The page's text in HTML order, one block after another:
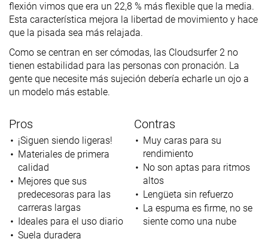
flexión vimos que era un 22,8 % más flexible que la media.
Esta característica mejora la libertad de movimiento y hace
que la pisada sea más relajada.
Como se centran en ser cómodas, las Cloudsurfer 2 no
tienen estabilidad para las personas con pronación. La
gente que necesite más sujeción debería echarle un ojo a
un modelo más estable.
Pros
¡Siguen siendo ligeras!
Materiales de primera
calidad
Mejores que sus
predecesoras para las
carreras largas
Ideales para el uso diario
Suela duradera
Contras
Muy caras para su
rendimiento
No son aptas para ritmos
altos
Lengüeta sin refuerzo
La espuma es firme, no se
siente como una nube